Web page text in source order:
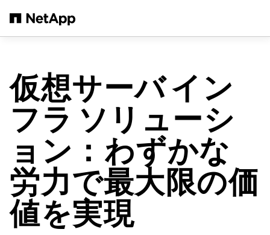
仮想サーバ イン
フラ ソリューシ
ョン：わずかな
労力で最大限の価
値を実現